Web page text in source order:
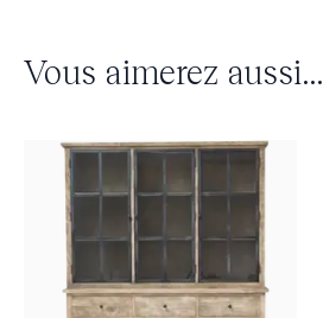
Vous aimerez aussi...